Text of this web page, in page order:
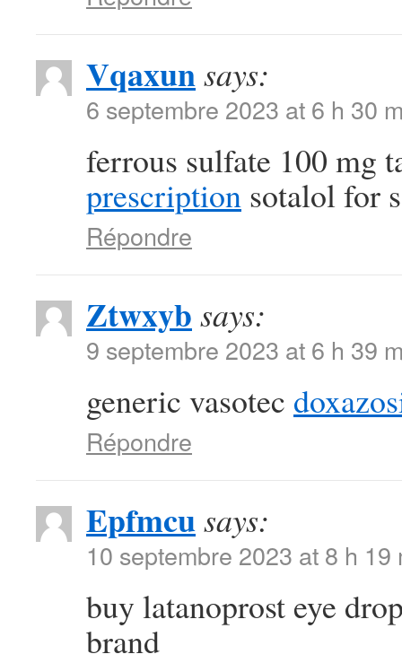
Vqaxunsays:
6 septembre 2023 at 6 h 30
ferrous sulfate 100 mg
prescription sotalol for
Répondre
Ztwxyb says:
9 septembre 2023 at 6 h 39
generic vasotec
Répondre
Epfmcusays:
10 septembre 2023 at 8 h 19
buy latanoprost eye
brand